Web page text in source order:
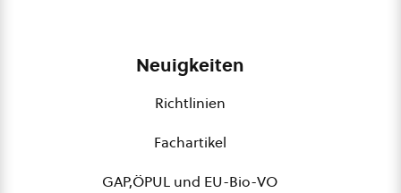
Neuigkeiten
Richtlinien
Fachartikel
GAP,ÖPUL und EU-Bio-VO